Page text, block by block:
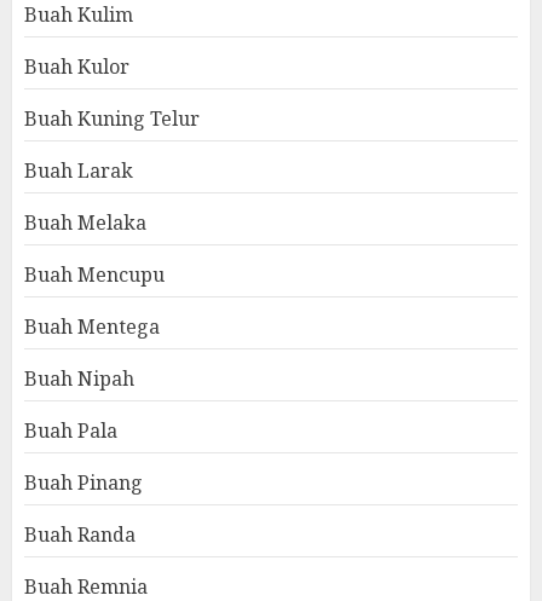
Buah Kulim
Buah Kulor
Buah Kuning Telur
Buah Larak
Buah Melaka
Buah Mencupu
Buah Mentega
Buah Nipah
Buah Pala
Buah Pinang
Buah Randa
Buah Remnia